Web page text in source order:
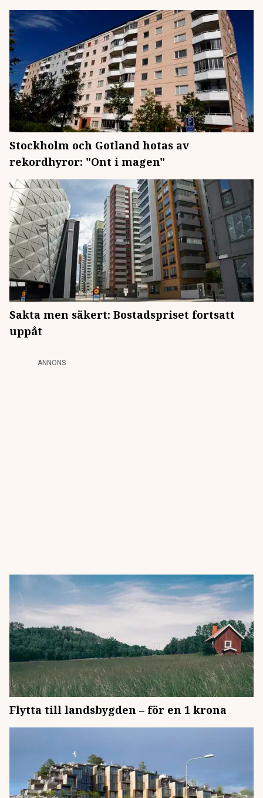
Stockholm och Gotland hotas av
rekordhyror: "Ont i magen"
Sakta men säkert: Bostadspriset fortsatt
uppåt
ANNONS
Flytta till landsbygden – för en 1 krona